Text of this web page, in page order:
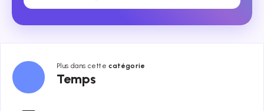
Plus dans cettecatégorie
Temps
Temps